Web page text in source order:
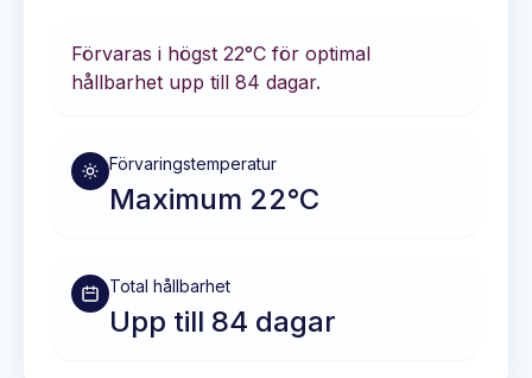
Förvaras i högst 22°C för optimal
hållbarhet upp till 84 dagar.
Förvaringstemperatur
Maximum 22°C
Total hållbarhet
Upp till 84 dagar